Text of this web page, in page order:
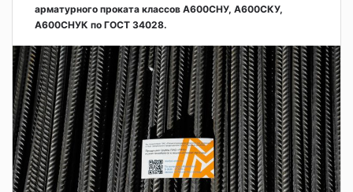
арматурного проката классов А600СНУ, А600СКУ,
А600СНУК по ГОСТ 34028.